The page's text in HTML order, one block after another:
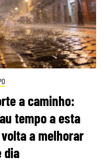
a caminho:
tempo a esta
a melhorar
dia